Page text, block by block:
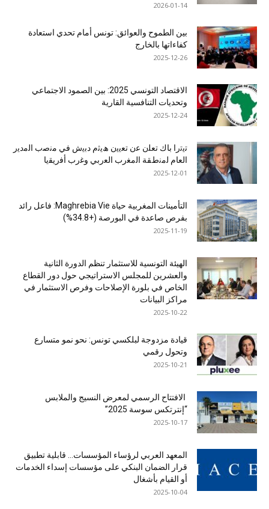
2026-01-14
بين الطموح والعوائق: تونس أمام تحدي استعادة
كفاءاتها بالخارج
2025-12-26
الاقتصاد التونسي 2025: بين الصمود الاجتماعي
وتحديات التنافسية القارية
2025-12-24
ﺗﯾﺗرا ﺑﺎك ﺗﻌﻠن ﻋن ﺗﻌﯾﯾن ھﯾﺛم دﺑﯾش ﻓﻲ ﻣﻧﺻب اﻟﻣدﯾر
اﻟﻌﺎم ﻟﻣﻧطﻘﺔ اﻟﻣﻐرب اﻟﻌرﺑﻲ وﻏرب أﻓرﯾﻘﯾﺎ
2025-12-01
التأمينات المغربية حياة Maghrebia Vie: فاعل رائد
بفرص صاعدة في البورصة (+34.8%)
2025-11-19
الهيئة التونسية للاستثمار تنظم الدورة الثانية
والعشرين للمجلس الاستراتيجي حول دور القطاع
الخاص في بلورة الإصلاحات وفرص الاستثمار في
مراكز البيانات
2025-10-22
قيادة مزدوجة لبلكسي تونس: نحو نمو متسارع
وتحول رقمي
2025-10-21
الافتتاح الرسمي لمعرض النسيج والملابس
“إنترتكس سوسة 2025”
2025-10-17
المعهد العربي لرؤساء المؤسسات… قابلية تطبيق
قرار الضمان البنكي على مؤسسات إسداء الخدمات
أو القيام بأشغال
2025-10-04